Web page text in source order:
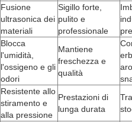
Fusione
ultrasonica dei
materiali
Sigillo forte,
pulito e
professionale
Blocca
l'umidità,
l'ossigeno e gli
odori
Mantiene
freschezza e
qualità
Resistente allo
stiramento e
alla pressione
Prestazioni di
lunga durata